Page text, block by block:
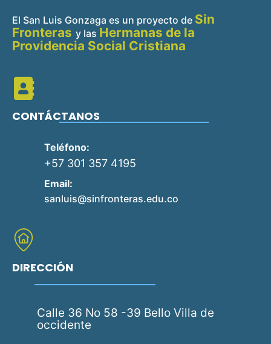
El San Luis Gonzaga es un proyecto de Sin
Fronteras y las Hermanas de la
Providencia Social Cristiana
CONTÁCTANOS
Teléfono:
+57 301 357 4195
Email:
sanluis@sinfronteras.edu.co
DIRECCIÓN
Calle 36 No 58 -39 Bello Villa de
occidente